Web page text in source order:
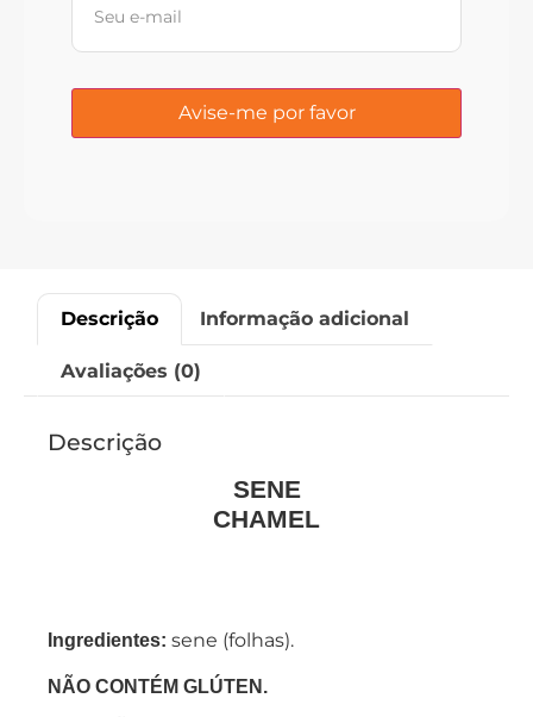
Descrição Informação adicional
Avaliações (0)
Descrição
SENE
CHAMEL
Ingredientes: sene (folhas).
NÃO CONTÉM GLÚTEN.